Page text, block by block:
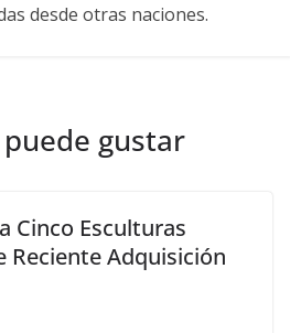
desde otras naciones.
gustar
Cinco Esculturas
Reciente Adquisición